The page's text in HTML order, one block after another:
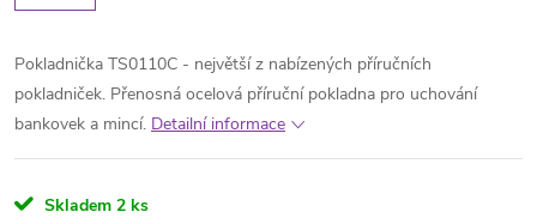
Pokladnička TS0110C - největší z nabízených příručních
pokladniček. Přenosná ocelová příruční pokladna pro uchování
bankovek a mincí. Detailní informace
Skladem 2 ks